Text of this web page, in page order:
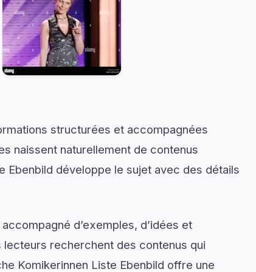
structurées et accompagnées
naissent naturellement de contenus
Ebenbild développe le sujet avec des détails
d’exemples, d’idées et
lecteurs recherchent des contenus qui
Komikerinnen Liste Ebenbild offre une